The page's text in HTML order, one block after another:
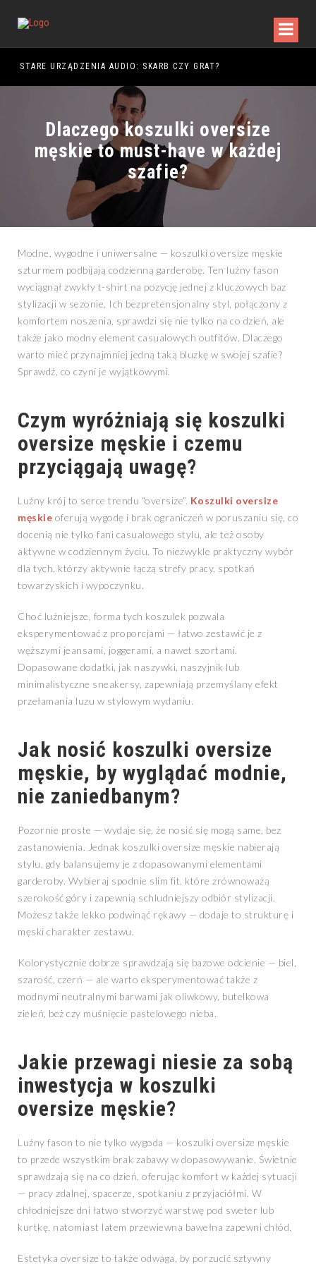
STARE URZĄDZENIA AUDIO: SKARB CZY GRAT?
Dlaczego koszulki oversize
męskie to must-have w każdej
szafie?
Modne, wygodne i uniwersalne — koszulki oversize męskie
szturmem podbijają codzienną garderobę. Ten luźny fason
wyciągnął zwykły t-shirt na pozycję jednej z kluczowych baz
stylizacji w sezonie. Ich bezpretensjonalny styl, połączony z
komfortem noszenia, sprawdzi się nie tylko na co dzień, ale
także jako modny element casualowych outfitów. Dlaczego
warto mieć przynajmniej jedną taką bluzkę w swojej szafie?
Sprawdź, co czyni je wyjątkowymi.
Czym wyróżniają się koszulki
oversize męskie i czemu
przyciągają uwagę?
Luźny krój to serce trendu “oversize”. Koszulki oversize
męskie oferują wygodę i brak ograniczeń w poruszaniu się, co
docenią nie tylko fani casualowego stylu, ale też osoby
aktywne w codziennym życiu. To niezwykle praktyczny wybór
dla tych, którzy aktywnie łączą strefy pracy, spotkań
towarzyskich i wypoczynku.
Choć luźniejsze, forma tych koszulek pozwala
eksperymentować z proporcjami — łatwo zestawić je z
węższymi jeansami, joggerami, a nawet szortami.
Dopasowane dodatki, jak naszywki, naszyjnik lub
minimalistyczne sneakersy, zapewniają przemyślany efekt
przełamania luzu w stylowym wydaniu.
Jak nosić koszulki oversize
męskie, by wyglądać modnie,
nie zaniedbanym?
Pozornie proste — wydaje się, że nosić się mogą same, bez
zastanowienia. Jednak koszulki oversize męskie nabierają
stylu, gdy balansujemy je z dopasowanymi elementami
garderoby. Wybieraj spodnie slim fit, które zrównoważą
szerokość góry i zapewnią schludniejszy odbiór stylizacji.
Możesz także lekko podwinąć rękawy — dodaje to strukturę i
męski charakter zestawu.
Kolorystycznie dobrze sprawdzają się bazowe odcienie — biel,
szarość, czerń — ale warto eksperymentować także z
modnymi neutralnymi barwami jak oliwkowy, butelkowa
zieleń, beż czy muśnięcie pastelowego nieba.
Jakie przewagi niesie za sobą
inwestycja w koszulki
oversize męskie?
Luźny fason to nie tylko wygoda — koszulki oversize męskie
to przede wszystkim brak zabawy w dopasowywanie. Świetnie
sprawdzają się na co dzień, oferując komfort w każdej sytuacji
— pracy zdalnej, spacerze, spotkaniu z przyjaciółmi. W
chłodniejsze dni łatwo stworzyć warstwę pod sweter lub
kurtkę, natomiast latem przewiewna bawełna zapewni chłód.
Estetyka oversize to także odwaga, by porzucić sztywny